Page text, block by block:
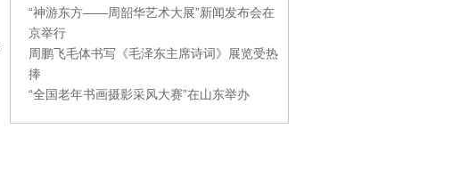
“神游东方——周韶华艺术大展”新闻发布会在
京举行
周鹏飞毛体书写《毛泽东主席诗词》展览受热
捧
“全国老年书画摄影采风大赛”在山东举办